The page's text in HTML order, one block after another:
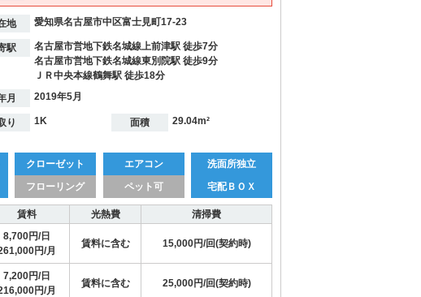
地 愛知県名古屋市中区富士見町17-23
駅
名古屋市営地下鉄名城線上前津駅 徒歩7分
名古屋市営地下鉄名城線東別院駅 徒歩9分
ＪＲ中央本線鶴舞駅 徒歩18分
月
2019年5月
り 1K 面積 29.04m²
クローゼット エアコン
洗面所独立
フローリング ペット可 宅配ＢＯＸ
賃料 光熱費
清掃費
8,700円/日
円/月
賃料に含む 15,000円/回(契約時)
7,200円/日
円/月
賃料に含む 25,000円/回(契約時)